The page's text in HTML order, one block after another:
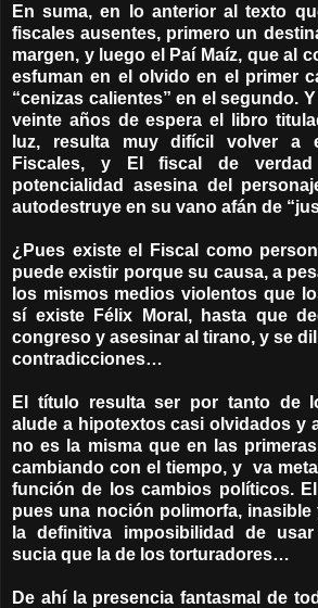
En suma, en lo anterior al texto
fiscales ausentes, primero un
margen, y luego el Paí Maíz, que al
esfuman en el olvido en el primer
“cenizas calientes” en el segundo.
veinte años de espera el libro
luz, resulta muy difícil volver a
Fiscales, y El fiscal de
potencialidad asesina del
autodestruye en su vano afán de
¿Pues existe el Fiscal como
puede existir porque su causa, a
los mismos medios violentos que
sí existe Félix Moral, hasta que
congreso y asesinar al tirano, y se
contradicciones…
El título resulta ser por tanto de
alude a hipotextos casi olvidados y
no es la misma que en las
cambiando con el tiempo, y va
función de los cambios políticos.
pues una noción polimorfa,
la definitiva imposibilidad de
sucia que la de los torturadores…
De ahí la presencia fantasmal de